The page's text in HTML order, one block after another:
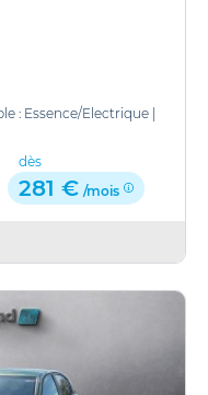
: Essence/Electrique
dès
281 € /mois